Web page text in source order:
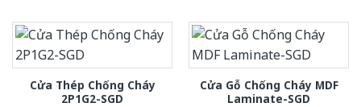
Cửa Thép Chống Cháy
2P1G2-SGD
Cửa Gỗ Chống Cháy MDF
Laminate-SGD